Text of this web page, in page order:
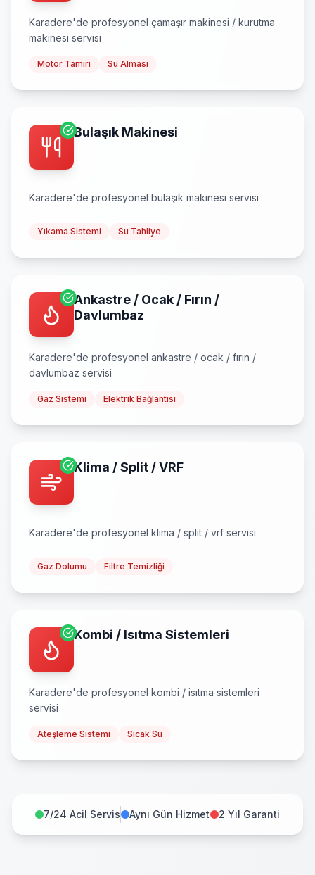
Karadere'de profesyonel çamaşır makinesi / kurutma
makinesi servisi
Motor Tamiri Su Alması
Bulaşık Makinesi
Karadere'de profesyonel bulaşık makinesi servisi
Yıkama Sistemi Su Tahliye
Ankastre / Ocak / Fırın /
Davlumbaz
Karadere'de profesyonel ankastre / ocak / fırın /
davlumbaz servisi
Gaz Sistemi Elektrik Bağlantısı
Klima / Split / VRF
Karadere'de profesyonel klima / split / vrf servisi
Gaz Dolumu Filtre Temizliği
Kombi / Isıtma Sistemleri
Karadere'de profesyonel kombi / isıtma sistemleri
servisi
Ateşleme Sistemi Sıcak Su
7/24 Acil Servis Aynı Gün Hizmet 2 Yıl Garanti